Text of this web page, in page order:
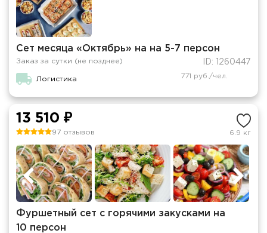
Сет месяца «Октябрь» на на 5-7 персон
Заказ за сутки (не позднее) ID: 1260447
Логистика 771 руб./чел.
13 510 ₽
97 отзывов 6.9 кг
Фуршетный сет с горячими закусками на
10 персон